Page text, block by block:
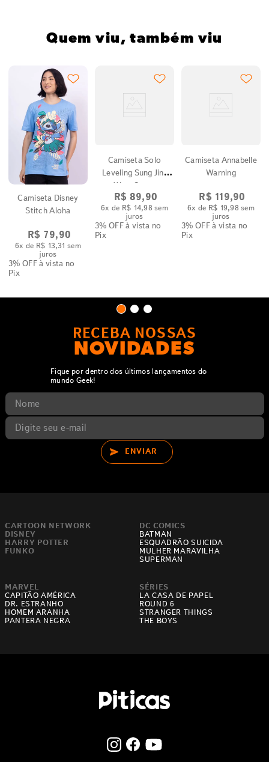
Quem viu, também viu
Camiseta Disney
Stitch Aloha
R$ 79,90
6x de R$ 13,31 sem
juros
3% OFFà vista no
Pix
Camiseta Solo
Leveling Sung Jin-
Woo Cenas
R$ 89,90
6x de R$ 14,98 sem
juros
3% OFFà vista no
Pix
Camiseta Annabelle
Warning
R$ 119,90
6x de R$ 19,98 sem
juros
3% OFFà vista no
Pix
RECEBA NOSSAS
NOVIDADES
Fique por dentro dos últimos lançamentos do
mundo Geek!
ENVIAR
CARTOON NETWORK
DISNEY
HARRY POTTER
FUNKO
DC COMICS
BATMAN
ESQUADRÃO SUICIDA
MULHER MARAVILHA
SUPERMAN
MARVEL
CAPITÃO AMÉRICA
DR. ESTRANHO
HOMEM ARANHA
PANTERA NEGRA
SÉRIES
LA CASA DE PAPEL
ROUND 6
STRANGER THINGS
THE BOYS